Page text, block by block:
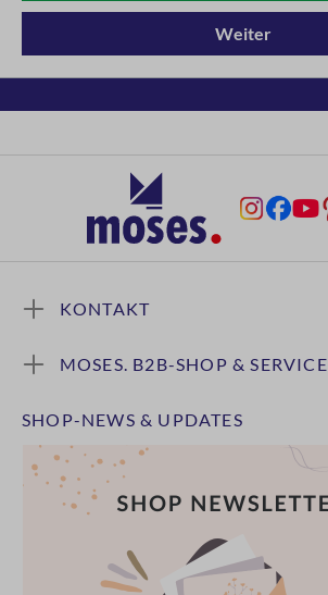
Weiter
MOSES. B2B-SHOP & SERVICE
SHOP-NEWS & UPDATES
KONTAKT